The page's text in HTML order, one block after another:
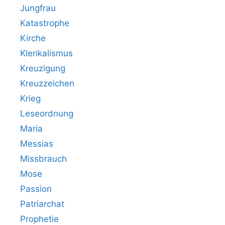
Jungfrau
Katastrophe
Kirche
Klerikalismus
Kreuzigung
Kreuzzeichen
Krieg
Leseordnung
Maria
Messias
Missbrauch
Mose
Passion
Patriarchat
Prophetie